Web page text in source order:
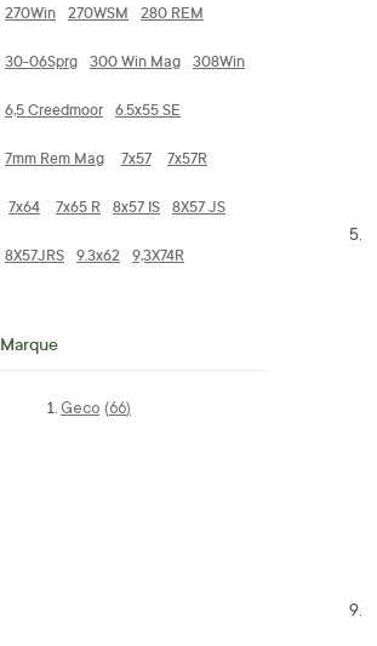
270Win 270WSM 280 REM
30-06Sprg 300 Win Mag 308Win
6,5 Creedmoor 6.5x55 SE
7mm Rem Mag 7x57 7x57R
7x64 7x65 R 8x57 IS 8X57 JS
8X57JRS 9.3x62 9,3X74R
Marque
Geco 66
articles